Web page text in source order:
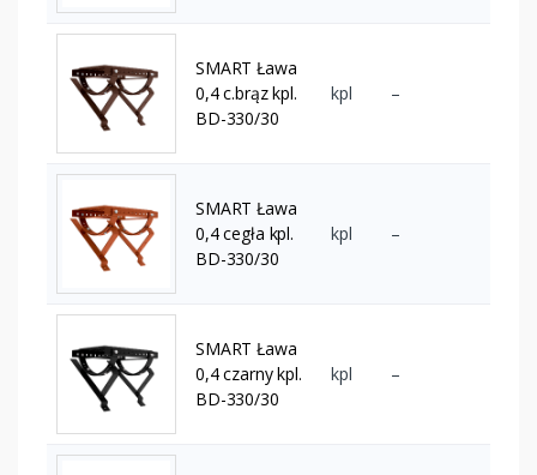
SMART Ława
0,4 c.brąz kpl.
BD-330/30
kpl –
SMART Ława
0,4 cegła kpl.
BD-330/30
kpl –
SMART Ława
0,4 czarny kpl.
BD-330/30
kpl –